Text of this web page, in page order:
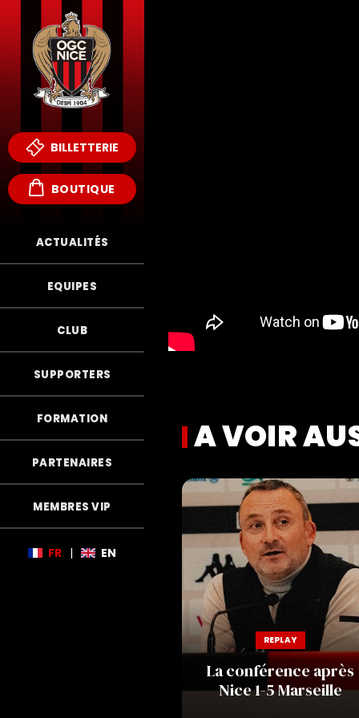
BILLETTERIE
BOUTIQUE
ACTUALITÉS
EQUIPES
CLUB
SUPPORTERS
FORMATION
PARTENAIRES
MEMBRES VIP
FR | EN
A VOIR
REPLAY
La conférence après
Nice 1-5 Marseille